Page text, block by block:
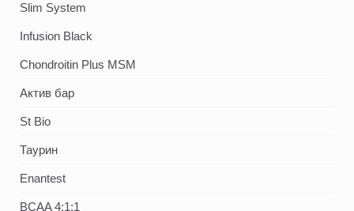
Slim System
Infusion Black
Chondroitin Plus MSM
Актив бар
St Bio
Таурин
Enantest
BCAA 4:1:1